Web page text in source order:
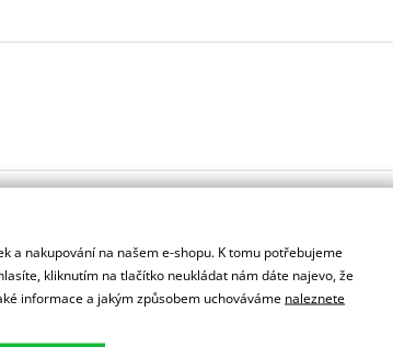
a nakupování na našem e-shopu. K tomu potřebujeme
kliknutím na tlačítko neukládat nám dáte najevo, že
informace a jakým způsobem uchováváme naleznete